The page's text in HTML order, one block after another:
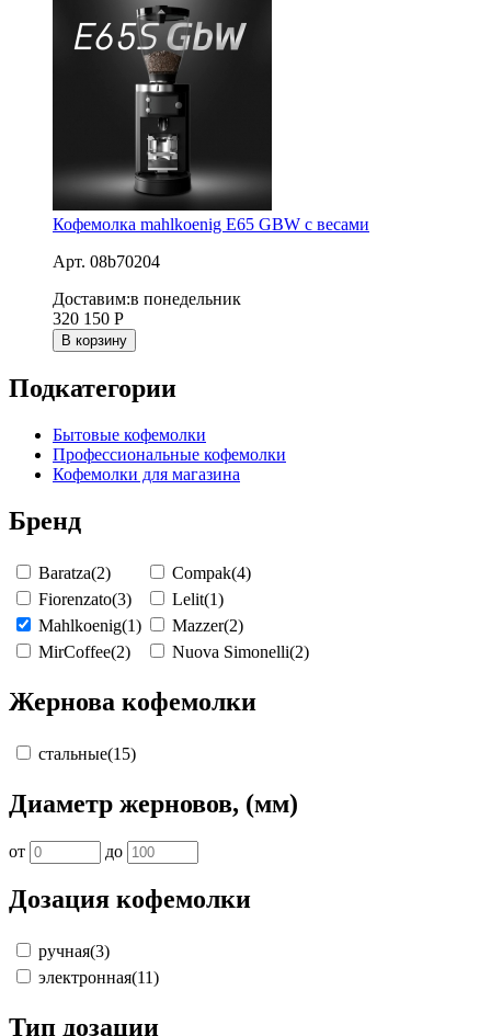
Кофемолка mahlkoenig E65 GBW с весами
Арт. 08b70204
Доставим:в понедельник
320 150 Р
В корзину
Подкатегории
Бытовые кофемолки
Профессиональные кофемолки
Кофемолки для магазина
Бренд
Baratza(2) Compak(4)
Fiorenzato(3) Lelit(1)
Mahlkoenig(1) Mazzer(2)
MirCoffee(2) Nuova Simonelli(2)
Жернова кофемолки
стальные(15)
Диаметр жерновов, (мм)
от до
Дозация кофемолки
ручная(3)
электронная(11)
Тип дозации